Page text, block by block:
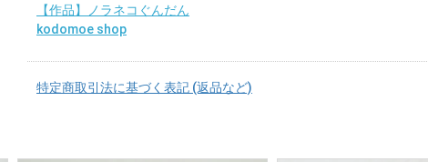
【作品】ノラネコぐんだん
kodomoe shop
特定商取引法に基づく表記 (返品など)